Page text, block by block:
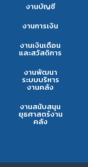
งานบัญชี
งานการเงิน
งานเงินเดือน
และสวัสดิการ
งานพัฒนา
ระบบบริหาร
งานคลัง
งานสนับสนุน
ยุธศาสตร์งาน
คลัง